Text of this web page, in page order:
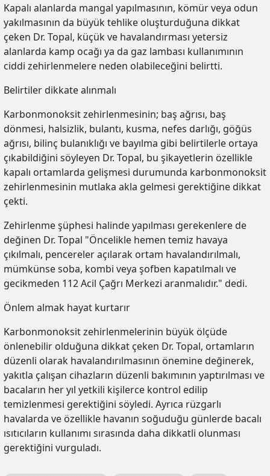
Kapalı alanlarda mangal yapılmasının, kömür veya odun
yakılmasının da büyük tehlike oluşturduğuna dikkat
çeken Dr. Topal, küçük ve havalandırması yetersiz
alanlarda kamp ocağı ya da gaz lambası kullanımının
ciddi zehirlenmelere neden olabileceğini belirtti.
Belirtiler dikkate alınmalı
Karbonmonoksit zehirlenmesinin; baş ağrısı, baş
dönmesi, halsizlik, bulantı, kusma, nefes darlığı, göğüs
ağrısı, bilinç bulanıklığı ve bayılma gibi belirtilerle ortaya
çıkabildiğini söyleyen Dr. Topal, bu şikayetlerin özellikle
kapalı ortamlarda gelişmesi durumunda karbonmonoksit
zehirlenmesinin mutlaka akla gelmesi gerektiğine dikkat
çekti.
Zehirlenme şüphesi halinde yapılması gerekenlere de
değinen Dr. Topal "Öncelikle hemen temiz havaya
çıkılmalı, pencereler açılarak ortam havalandırılmalı,
mümkünse soba, kombi veya şofben kapatılmalı ve
gecikmeden 112 Acil Çağrı Merkezi aranmalıdır." dedi.
Önlem almak hayat kurtarır
Karbonmonoksit zehirlenmelerinin büyük ölçüde
önlenebilir olduğuna dikkat çeken Dr. Topal, ortamların
düzenli olarak havalandırılmasının önemine değinerek,
yakıtla çalışan cihazların düzenli bakımının yaptırılması ve
bacaların her yıl yetkili kişilerce kontrol edilip
temizlenmesi gerektiğini söyledi. Ayrıca rüzgarlı
havalarda ve özellikle havanın soğuduğu günlerde bacalı
ısıtıcıların kullanımı sırasında daha dikkatli olunması
gerektiğini vurguladı.